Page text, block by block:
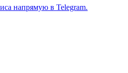
напрямую в Telegram.